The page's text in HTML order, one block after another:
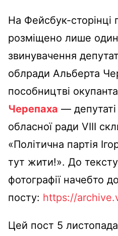
На Фейсбук-сторінці
розміщено лише
звинувачення
облради Альберта
пособництві
Черепаха —
обласної ради VIII
«Політична партія
тут жити!». До
фотографії начебто
посту: https://
Цей пост 5